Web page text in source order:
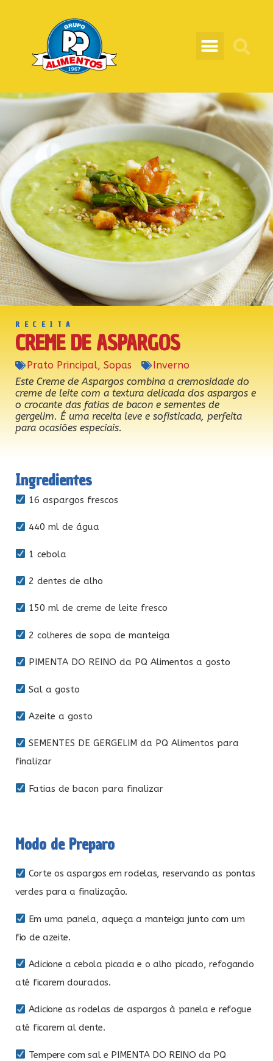
RECEITA
CREME DE ASPARGOS
Prato Principal, Sopas
Inverno
Este Creme de Aspargos combina a cremosidade do
creme de leite com a textura delicada dos aspargos e
o crocante das fatias de bacon e sementes de
gergelim. É uma receita leve e sofisticada, perfeita
para ocasiões especiais.
Ingredientes
16 aspargos frescos
440 ml de água
1 cebola
2 dentes de alho
150 ml de creme de leite fresco
2 colheres de sopa de manteiga
PIMENTA DO REINO da PQ Alimentos a gosto
Sal a gosto
Azeite a gosto
SEMENTES DE GERGELIM da PQ Alimentos para
finalizar
Fatias de bacon para finalizar
Modo de Preparo
Corte os aspargos em rodelas, reservando as pontas
verdes para a finalização.
Em uma panela, aqueça a manteiga junto com um
fio de azeite.
Adicione a cebola picada e o alho picado, refogando
até ficarem dourados.
Adicione as rodelas de aspargos à panela e refogue
até ficarem al dente.
Tempere com sal e PIMENTA DO REINO da PQ